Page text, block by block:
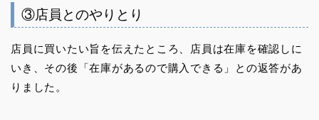
③店員とのやりとり
店員に買いたい旨を伝えたところ、店員は在庫を確認しに
いき、その後「在庫があるので購入できる」との返答があ
りました。